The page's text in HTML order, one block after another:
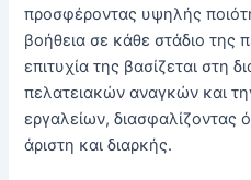
προσφέροντας υψηλής
βοήθεια σε κάθε στάδιο της
επιτυχία της βασίζεται στη
πελατειακών αναγκών και
εργαλείων, διασφαλίζοντας
άριστη και διαρκής.